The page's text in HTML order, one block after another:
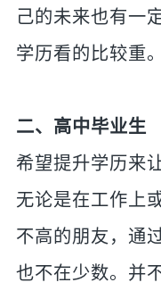
己的未来也有一
学历看的比较重。
二、高中毕业生
希望提升学历来
无论是在工作上
不高的朋友，通
也不在少数。并